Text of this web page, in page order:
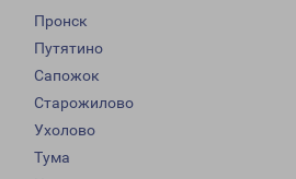
Пронск
Путятино
Сапожок
Старожилово
Ухолово
Тума